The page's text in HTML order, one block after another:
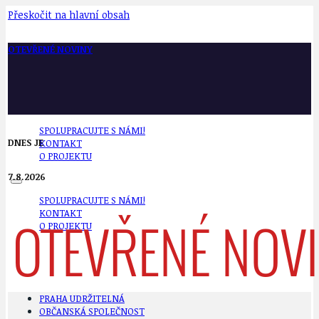
Přeskočit na hlavní obsah
OTEVŘENÉ NOVINY
SPOLUPRACUJTE S NÁMI!
KONTAKT
O PROJEKTU
SPOLUPRACUJTE S NÁMI!
KONTAKT
O PROJEKTU
DNES JE
7.8.2026
PRAHA UDRŽITELNÁ
OBČANSKÁ SPOLEČNOST